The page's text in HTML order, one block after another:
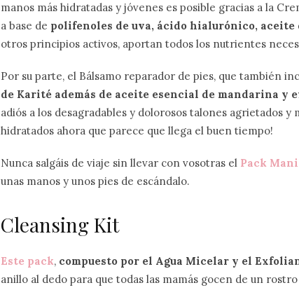
manos más hidratadas y jóvenes es posible gracias a la
a base de polifenoles de uva, ácido hialurónico,
otros principios activos, aportan todos los nutrientes
Por su parte, el Bálsamo reparador de pies, que también
de Karité además de aceite esencial de mandarina y
adiós a los desagradables y dolorosos talones agrietados
hidratados ahora que parece que llega el buen tiempo!
Nunca salgáis de viaje sin llevar con vosotras el Pack
unas manos y unos pies de escándalo.
Cleansing Kit
Este pack, compuesto por el Agua Micelar y el
anillo al dedo para que todas las mamás gocen de un